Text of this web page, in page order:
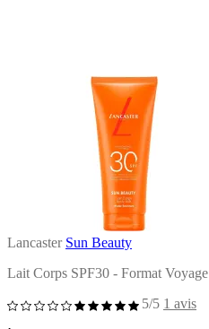
Lancaster Sun Beauty
Lait Corps SPF30 - Format Voyage
5/5 1 avis